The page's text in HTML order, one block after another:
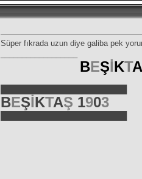
Süper fıkrada uzun diye galiba pek
BEŞİKT
BEŞİKTAŞ 1903